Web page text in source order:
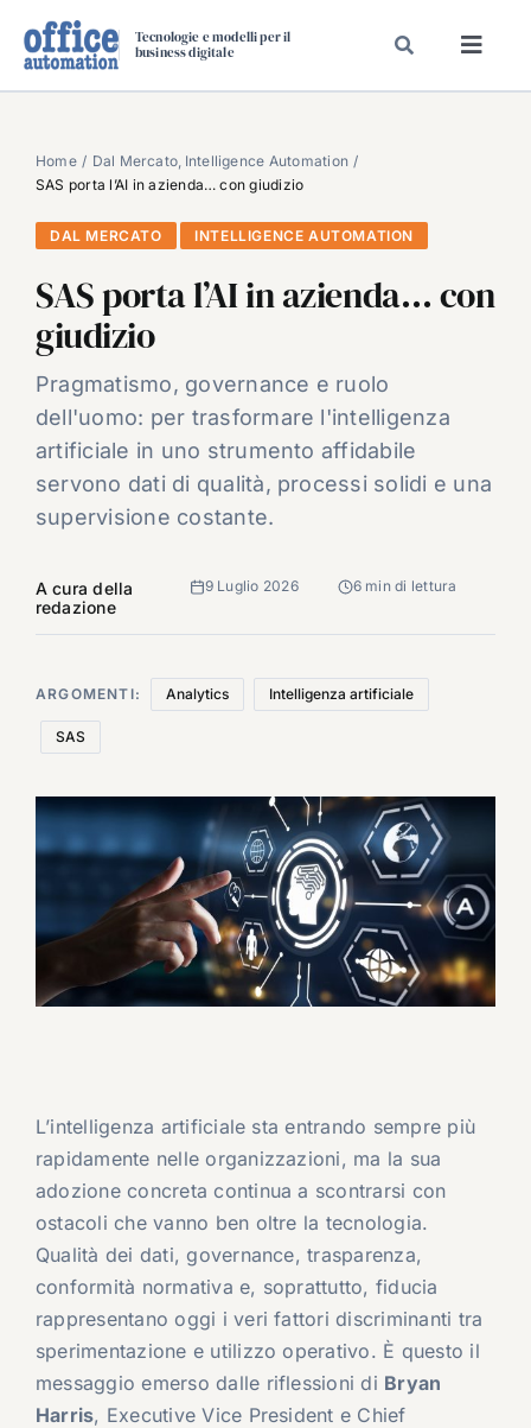
Tecnologie e modelli per il
business digitale
SPECIAL PAPER
TAVOLE ROTONDE DI REDAZIONE
DAL MERCATO
CARRIERE
VIDEO
EVENTI
CHI SIAMO
Home Dal Mercato Intelligence Automation
SAS porta l’AI in azienda… con giudizio
DAL MERCATO INTELLIGENCE AUTOMATION
SAS porta l’AI in azienda… con
giudizio
Pragmatismo, governance e ruolo
dell'uomo: per trasformare l'intelligenza
artificiale in uno strumento affidabile
servono dati di qualità, processi solidi e una
supervisione costante.
A cura della
redazione
9 Luglio 2026 6 min di lettura
ARGOMENTI: Analytics Intelligenza artificiale
SAS
L’intelligenza artificiale sta entrando sempre più
rapidamente nelle organizzazioni, ma la sua
adozione concreta continua a scontrarsi con
ostacoli che vanno ben oltre la tecnologia.
Qualità dei dati, governance, trasparenza,
conformità normativa e, soprattutto, fiducia
rappresentano oggi i veri fattori discriminanti tra
sperimentazione e utilizzo operativo. È questo il
messaggio emerso dalle riflessioni di Bryan
Harris, Executive Vice President e Chief